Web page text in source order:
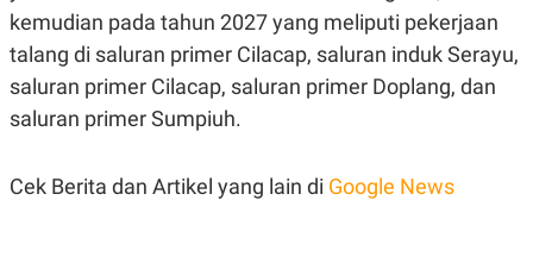
A
T
D
A
T
A
G
E
S
NP
kemudian pada tahun 2027 yang meliputi pekerjaan
talang di saluran primer Cilacap, saluran induk Serayu,
saluran primer Cilacap, saluran primer Doplang, dan
saluran primer Sumpiuh.
Cek Berita dan Artikel yang lain di Google News